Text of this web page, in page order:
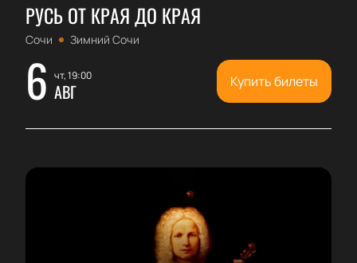
РУСЬ ОТ КРАЯ ДО КРАЯ
Сочи Зимний Сочи
6 чт, 19:00
АВГ Купить билеты